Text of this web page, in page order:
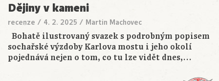
Dějiny v kameni
recenze / 4. 2. 2025 / Martin Machovec
Bohatě ilustrovaný svazek s podrobným popisem
sochařské výzdoby Karlova mostu i jeho okolí
pojednává nejen o tom, co tu lze vidět dnes,…